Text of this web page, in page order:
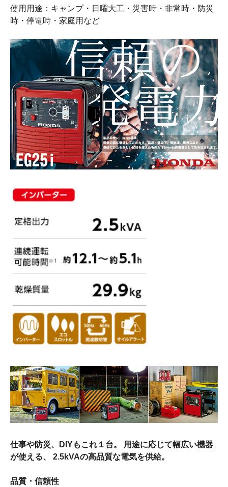
使用用途：キャンプ・日曜大工・災害時・非常時・防災
時・停電時・家庭用など
仕事や防災、DIYもこれ１台。 用途に応じて幅広い機器
が使える、 2.5kVAの高品質な電気を供給。
品質・信頼性